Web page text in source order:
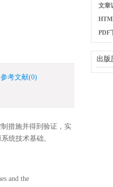
参考文献(0)
措施并得到验证，实
统技术基础。
and the
文章
PDF
出版